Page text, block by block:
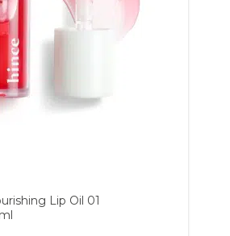
Lip Oil 01